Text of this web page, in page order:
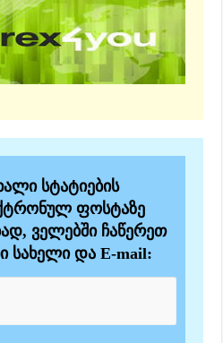
სტატიების
ფოსტაზე
ველებში ჩაწერეთ
სახელი და E-mail: